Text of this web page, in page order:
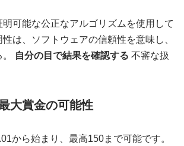
可能な公正なアルゴリズムを使用して
は、ソフトウェアの信頼性を意味し、
自分の目で結果を確認する 不審な扱
大賞金の可能性
から始まり、最高150まで可能です。